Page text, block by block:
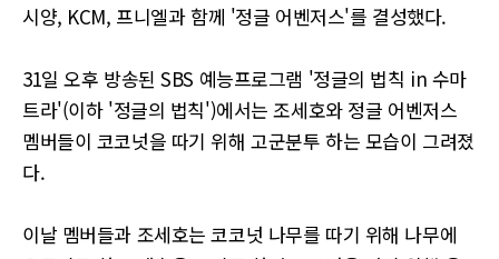
시양, KCM, 프니엘과 함께 '정글 어벤저스'를 결성했다.
31일 오후 방송된 SBS 예능프로그램 '정글의 법칙 in 수마
트라'(이하 '정글의 법칙')에서는 조세호와 정글 어벤저스
멤버들이 코코넛을 따기 위해 고군분투 하는 모습이 그려졌
다.
이날 멤버들과 조세호는 코코넛 나무를 따기 위해 나무에